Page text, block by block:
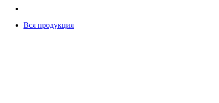
Вся продукция